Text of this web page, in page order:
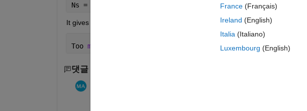
Ns = normalize(A,
It gives me the following error.
Too many input arguments.
댓글 수: 6
France (Français)
Ireland (English)
Italia (Italiano)
Luxembourg (English)